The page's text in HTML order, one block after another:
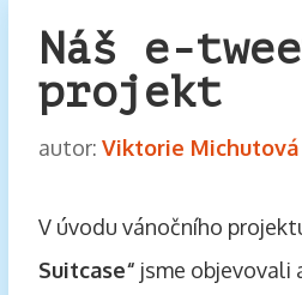
Náš e-
projekt
autor: Viktorie Michutová
V úvodu vánočního
Suitcase“ jsme objevovali